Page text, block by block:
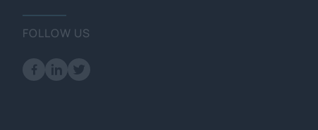
FOLLOW US